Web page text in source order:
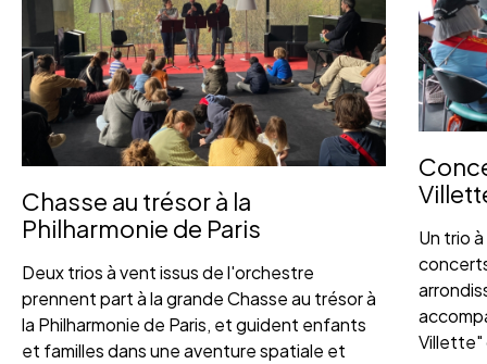
Chasse au trésor à la
Philharmonie de Paris
Deux trios à vent issus de l'orchestre
prennent part à la grande Chasse au trésor à
la Philharmonie de Paris, et guident enfants
et familles dans une aventure spatiale et
Un trio
Villette"